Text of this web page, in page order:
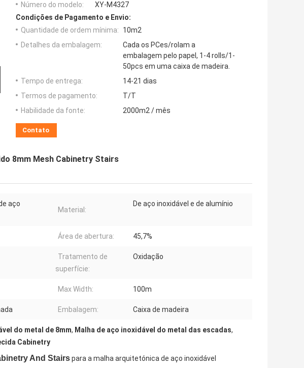
Número do modelo:
XY-M4327
Condições de Pagamento e Envio:
Quantidade de ordem mínima:
10m2
Detalhes da embalagem:
Cada os PCes/rolam a
embalagem pelo papel, 1-4 rolls/1-
50pcs em uma caixa de madeira.
Tempo de entrega:
14-21 dias
Termos de pagamento:
T/T
Habilidade da fonte:
2000m2 / mês
Contato
8mm Mesh Cabinetry Stairs
aço
Material:
De aço inoxidável e de alumínio
Área de abertura: 45,7%
Tratamento de
superfície:
Oxidação
Max Width: 100m
Embalagem: Caixa de madeira
do metal de 8mm, Malha de aço inoxidável do metal das escadas,
Cabinetry
And Stairspara a malha arquitetónica de aço inoxidável